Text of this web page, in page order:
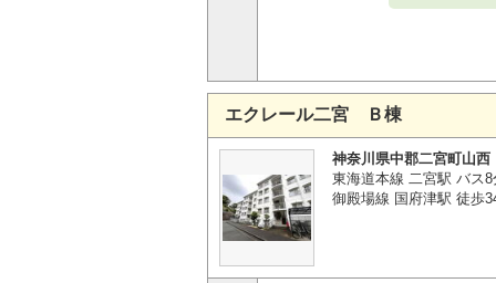
エクレール二宮 Ｂ棟
神奈川県中郡二宮町山西
東海道本線 二宮駅 バス
御殿場線 国府津駅 徒歩